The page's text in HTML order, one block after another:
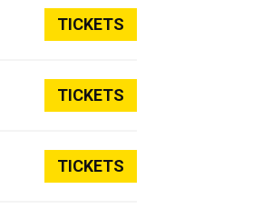
TICKETS
TICKETS
TICKETS